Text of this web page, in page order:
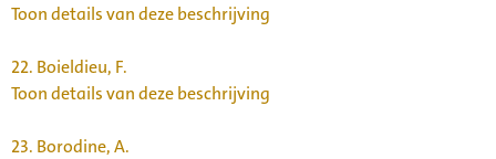
Toon details van deze beschrijving
22. Boieldieu, F.
Toon details van deze beschrijving
23. Borodine, A.